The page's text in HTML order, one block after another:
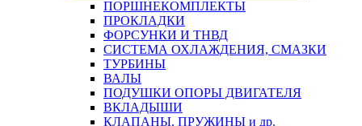
ПОРШНЕКОМПЛЕКТЫ
ПРОКЛАДКИ
ФОРСУНКИ И ТНВД
СИСТЕМА ОХЛАЖДЕНИЯ, СМАЗКИ
ТУРБИНЫ
ВАЛЫ
ПОДУШКИ ОПОРЫ ДВИГАТЕЛЯ
ВКЛАДЫШИ
КЛАПАНЫ, ПРУЖИНЫ и др.